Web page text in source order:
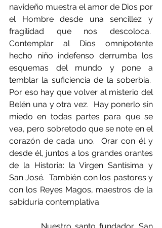
navideño muestra el amor de Dios por
el Hombre desde una sencillez y
fragilidad que nos descoloca.
Contemplar al Dios omnipotente
hecho niño indefenso derrumba los
esquemas del mundo y pone a
temblar la suficiencia de la soberbia.
Por eso hay que volver al misterio del
Belén una y otra vez.  Hay ponerlo sin
miedo en todas partes para que se
vea, pero sobretodo que se note en el
corazón de cada uno.  Orar con él y
desde él, juntos a los grandes orantes
de la Historia: la Virgen Santísima y
San José.  También con los pastores y
con los Reyes Magos, maestros de la
sabiduría contemplativa.